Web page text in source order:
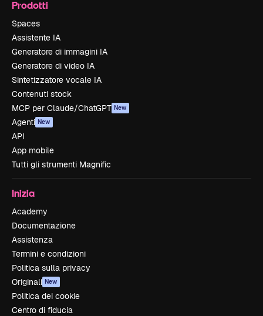
Prodotti
Spaces
Assistente IA
Generatore di immagini IA
Generatore di video IA
Sintetizzatore vocale IA
Contenuti stock
MCP per Claude/ChatGPT New
Agenti New
API
App mobile
Tutti gli strumenti Magnific
Inizia
Academy
Documentazione
Assistenza
Termini e condizioni
Politica sulla privacy
Originali New
Politica dei cookie
Centro di fiducia